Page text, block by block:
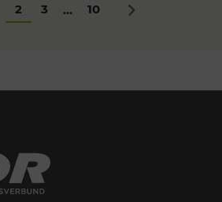
2 3 ... 10 Nächstes